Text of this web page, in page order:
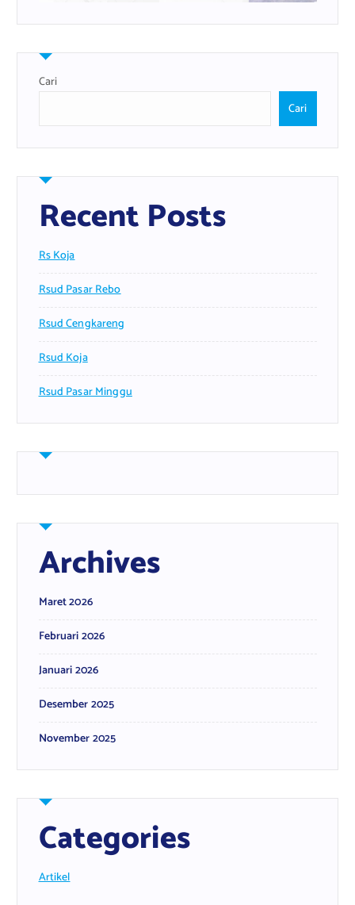
Cari
Cari
Recent Posts
Rs Koja
Rsud Pasar Rebo
Rsud Cengkareng
Rsud Koja
Rsud Pasar Minggu
Archives
Maret 2026
Februari 2026
Januari 2026
Desember 2025
November 2025
Categories
Artikel